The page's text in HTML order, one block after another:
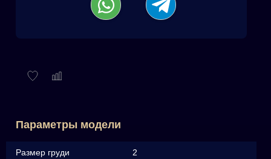
Параметры модели
Размер груди 2